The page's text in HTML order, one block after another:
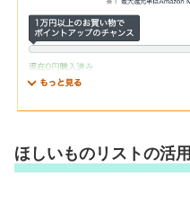
ほしいものリストの活用